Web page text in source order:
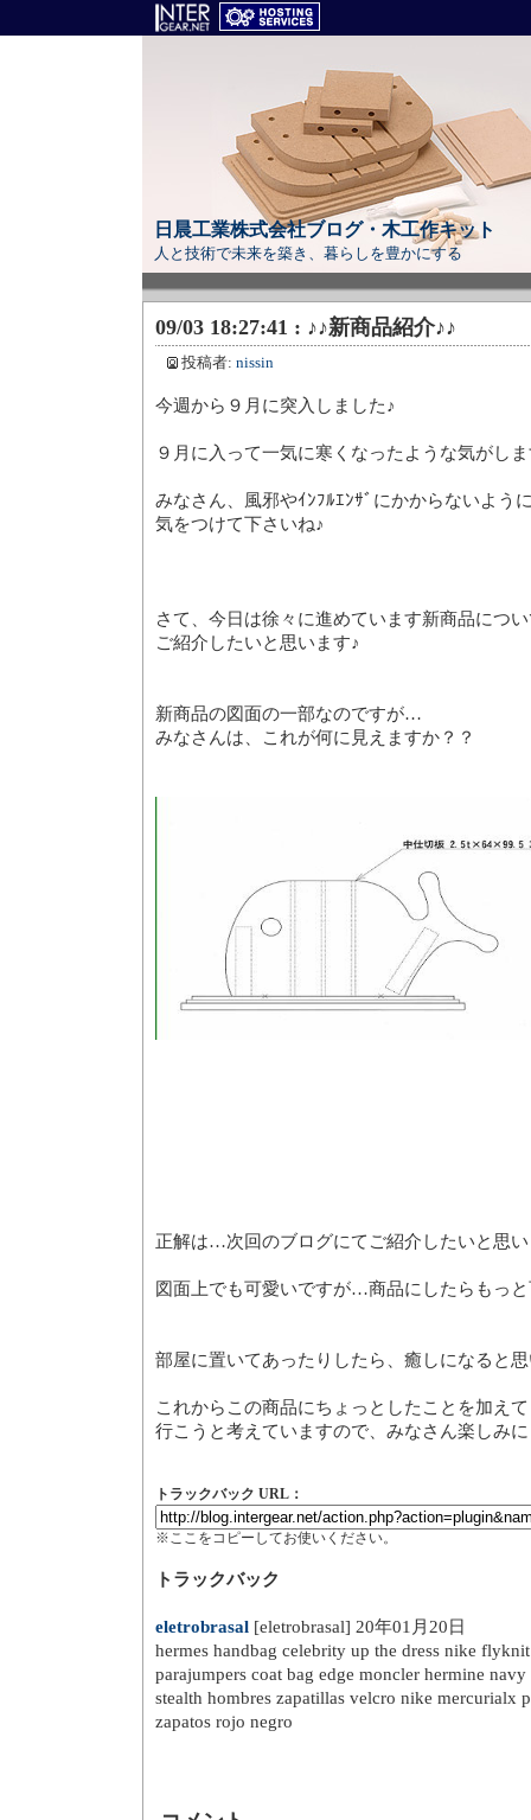
日晨工業株式会社ブログ・木工作キット
人と技術で未来を築き、暮らしを豊かにする
09/03 18:27:41 : ♪♪新商品紹介♪♪
投稿者: nissin
今週から９月に突入しました♪
９月に入って一気に寒くなったような気がし
みなさん、風邪やｲﾝﾌﾙｴﾝｻﾞにかからないよう
気をつけて下さいね♪
さて、今日は徐々に進めています新商品につ
ご紹介したいと思います♪
新商品の図面の一部なのですが…
みなさんは、これが何に見えますか？？
正解は…次回のブログにてご紹介したいと思
図面上でも可愛いですが…商品にしたらもっ
部屋に置いてあったりしたら、癒しになると
これからこの商品にちょっとしたことを加えて
行こうと考えていますので、みなさん楽しみ
トラックバック URL：
※ここをコピーしてお使いください。
トラックバック
eletrobrasal [eletrobrasal] 20年01月20日
hermes handbag celebrity up the dress nike
parajumpers coat bag edge moncler hermine
stealth hombres zapatillas velcro nike mercurialx
zapatos rojo negro